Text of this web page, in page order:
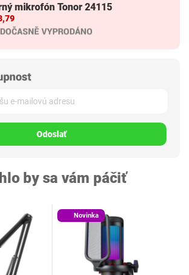
mikrofón Tonor 24115
Odoslať
by sa vám páčiť
Novinka